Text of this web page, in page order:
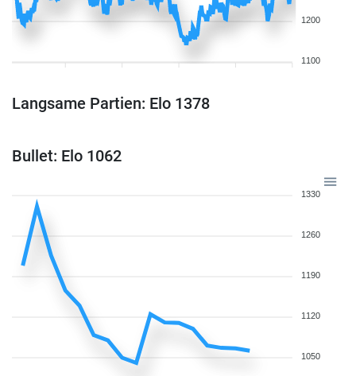
1200
1100
Langsame Partien: Elo 1378
Bullet: Elo 1062
1330
1260
1190
1120
1050